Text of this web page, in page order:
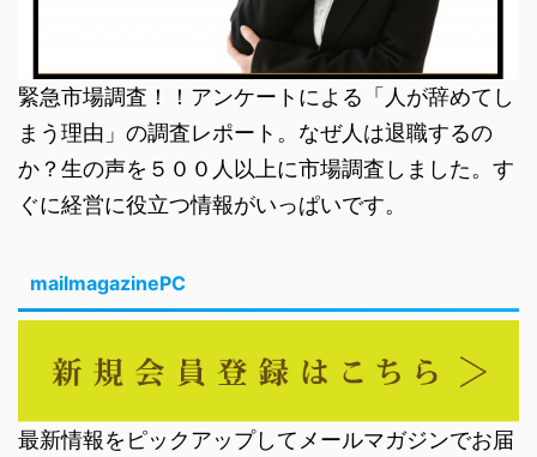
緊急市場調査！！アンケートによる「人が辞めてし
まう理由」の調査レポート。なぜ人は退職するの
か？生の声を５００人以上に市場調査しました。す
ぐに経営に役立つ情報がいっぱいです。
mailmagazinePC
最新情報をピックアップしてメールマガジンでお届